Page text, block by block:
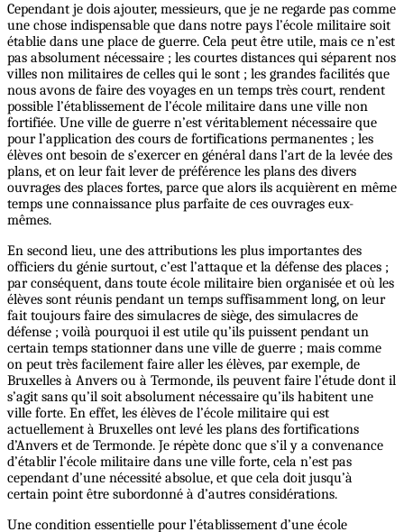
Cependant je dois ajouter, messieurs, que je ne regarde pas comme
une chose indispensable que dans notre pays l’école militaire soit
établie dans une place de guerre. Cela peut être utile, mais ce n’est
pas absolument nécessaire ; les courtes distances qui séparent nos
villes non militaires de celles qui le sont ; les grandes facilités que
nous avons de faire des voyages en un temps très court, rendent
possible l’établissement de l’école militaire dans une ville non
fortifiée. Une ville de guerre n’est véritablement nécessaire que
pour l’application des cours de fortifications permanentes ; les
élèves ont besoin de s’exercer en général dans l’art de la levée des
plans, et on leur fait lever de préférence les plans des divers
ouvrages des places fortes, parce que alors ils acquièrent en même
temps une connaissance plus parfaite de ces ouvrages eux-
mêmes.
En second lieu, une des attributions les plus importantes des
officiers du génie surtout, c’est l’attaque et la défense des places ;
par conséquent, dans toute école militaire bien organisée et où les
élèves sont réunis pendant un temps suffisamment long, on leur
fait toujours faire des simulacres de siège, des simulacres de
défense ; voilà pourquoi il est utile qu’ils puissent pendant un
certain temps stationner dans une ville de guerre ; mais comme
on peut très facilement faire aller les élèves, par exemple, de
Bruxelles à Anvers ou à Termonde, ils peuvent faire l’étude dont il
s’agit sans qu’il soit absolument nécessaire qu’ils habitent une
ville forte. En effet, les élèves de l’école militaire qui est
actuellement à Bruxelles ont levé les plans des fortifications
d’Anvers et de Termonde. Je répète donc que s’il y a convenance
d’établir l’école militaire dans une ville forte, cela n’est pas
cependant d’une nécessité absolue, et que cela doit jusqu’à
certain point être subordonné à d’autres considérations.
Une condition essentielle pour l’établissement d’une école